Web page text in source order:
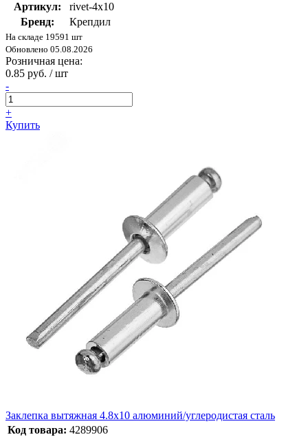
Артикул:
rivet-4х10
Бренд:
Крепдил
На складе 19591 шт
Обновлено 05.08.2026
Розничная цена:
0.85 руб. / шт
-
+
Купить
Заклепка вытяжная 4.8х10 алюминий/углеродистая сталь
Код товара: 4289906